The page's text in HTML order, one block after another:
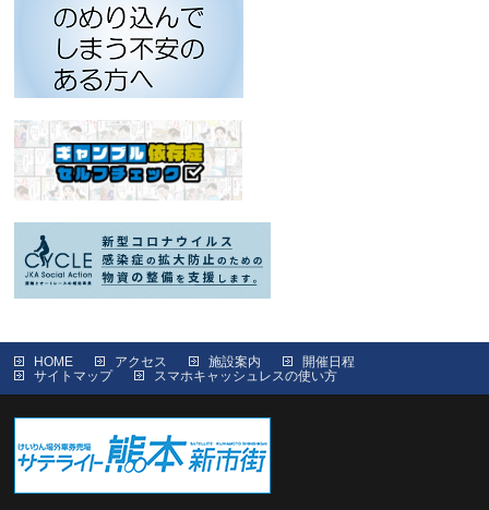
HOME アクセス 施設案内
開催日程
サイトマップ
スマホキャッシュレスの使い方